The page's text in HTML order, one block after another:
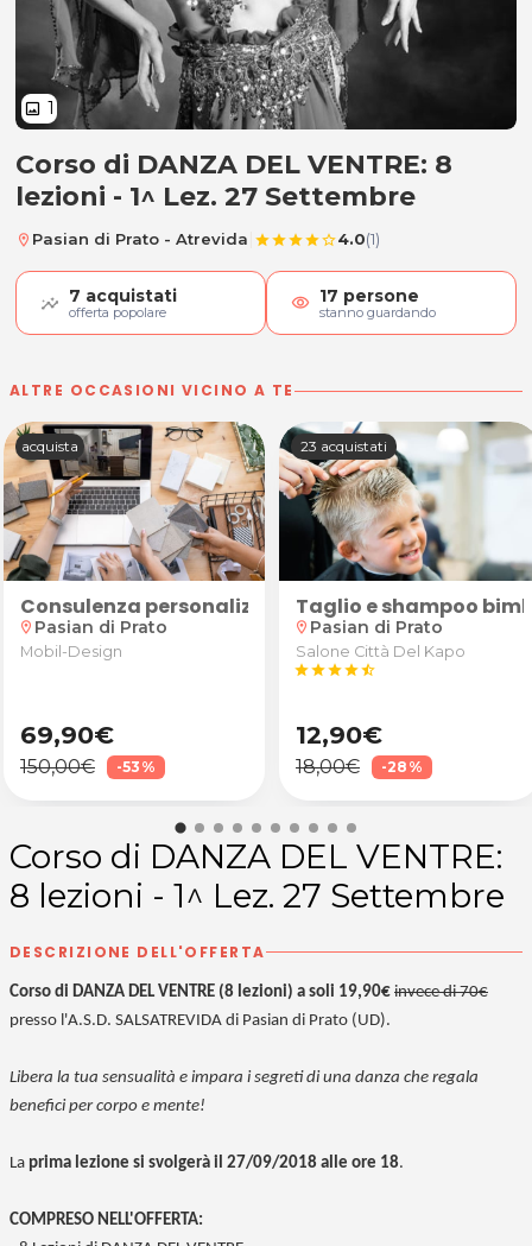
image 1
Corso di DANZA DEL VENTRE: 8
Corso di DANZA DEL VENTRE: 8
lezioni - 1^ Lez. 27 Settembre
location_on Pasian di Prato - Atrevida starstarstarstarstar_border4.0(1)
7 acquistati
offerta popolare visibility 17 persone
stanno guardando
ALTRE OCCASIONI VICINO A TE
per ristrutturazione e arredo casa su
acquista
Consulenza personalizzata per ristrutturazione
location_on Pasian di Prato
Mobil-Design
69,90€
150,00€ -53%
23 acquistati
Taglio e shampoo
location_on Pasian di Prato
Salone Città Del Kapo
starstarstarstarstar_half
12,90€
18,00€ -28%
Corso di DANZA DEL VENTRE:
8 lezioni - 1^ Lez. 27 Settembre
DESCRIZIONE DELL'OFFERTA
Corso di DANZA DEL VENTRE (8 lezioni) a soli 19,90€ invece di 70€
presso l'A.S.D. SALSATREVIDA di Pasian di Prato (UD).
Libera la tua sensualità e impara i segreti di una danza che regala
benefici per corpo e mente!
La prima lezione si svolgerà il 27/09/2018 alle ore 18.
COMPRESO NELL'OFFERTA: